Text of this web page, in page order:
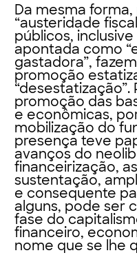
Da mesma
“austeridade
públicos,
apontada como
gastadora”,
promoção
promoção das
e econômicas,
mobilização do
presença teve
avanços do
financeirização,
sustentação,
e consequente
alguns, pode ser
fase do
financeiro,
nome que se lhe